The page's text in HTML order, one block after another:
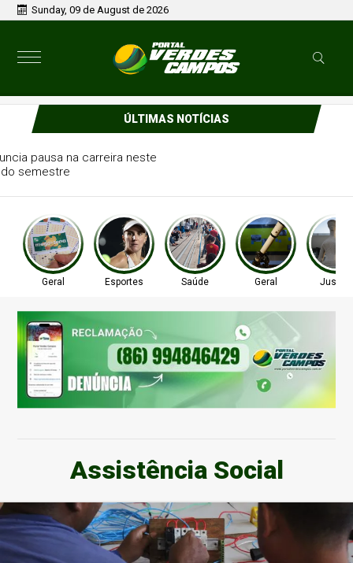
Sunday, 09 de August de 2026
ÚLTIMAS NOTÍCIAS
Tenista Bia Haddad anuncia pausa na carreira neste
Geral Esportes Saúde Geral Justiça
Assistência Social